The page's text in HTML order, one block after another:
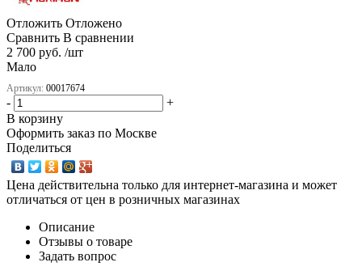
Отложить Отложено
Сравнить В сравнении
2 700 руб. /шт
Мало
Артикул: 00017674
-
+
В корзину
Оформить заказ по Москве
Поделиться
Цена действительна только для интернет-магазина и может
отличаться от цен в розничных магазинах
Описание
Отзывы о товаре
Задать вопрос